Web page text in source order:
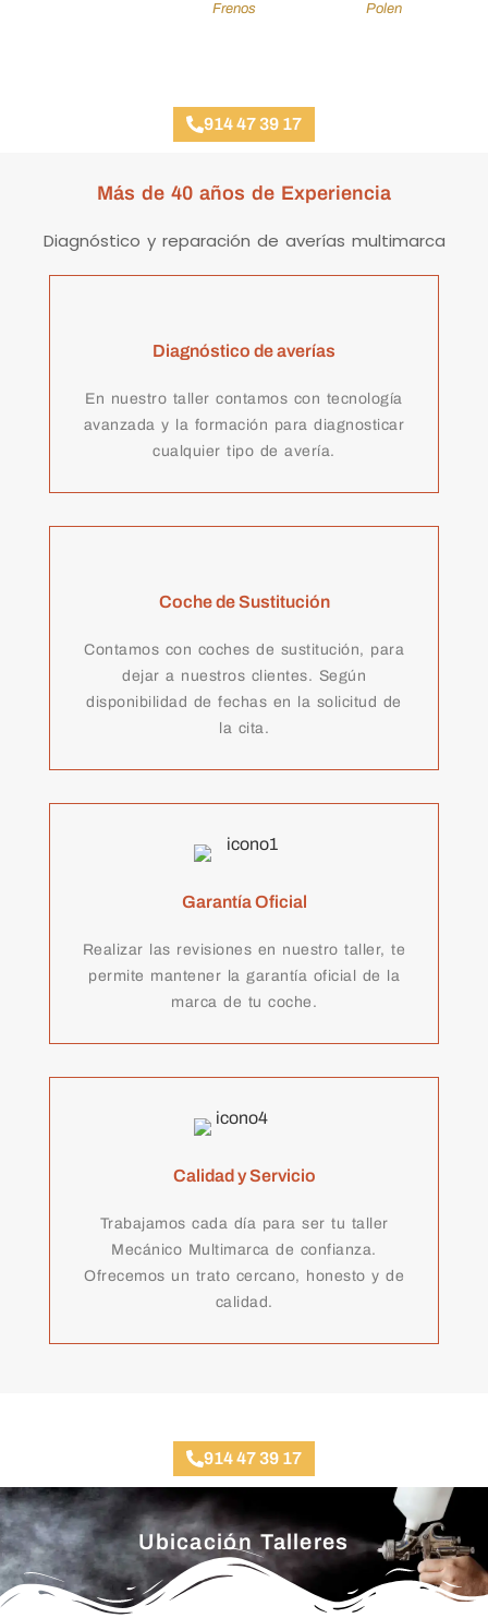
Frenos
Polen
914 47 39 17
Más de 40 años de Experiencia
Diagnóstico y reparación de averías multimarca
Diagnóstico de averías
En nuestro taller contamos con tecnología
avanzada y la formación para diagnosticar
cualquier tipo de avería.
Coche de Sustitución
Contamos con coches de sustitución, para
dejar a nuestros clientes. Según
disponibilidad de fechas en la solicitud de
la cita.
Garantía Oficial
Realizar las revisiones en nuestro taller, te
permite mantener la garantía oficial de la
marca de tu coche.
Calidad y Servicio
Trabajamos cada día para ser tu taller
Mecánico Multimarca de confianza.
Ofrecemos un trato cercano, honesto y de
calidad.
914 47 39 17
Ubicación Talleres